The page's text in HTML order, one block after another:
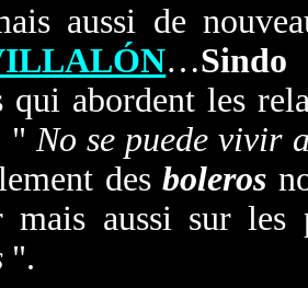
aussi de
…Sindo
qui abordent les
"No se puede vivir
desboleros
mais aussi sur
".